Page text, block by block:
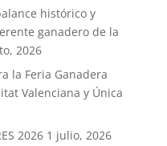
histórico y
ganadero de la
2026
la Feria Ganadera
Valenciana y Única
2026 1 julio, 2026